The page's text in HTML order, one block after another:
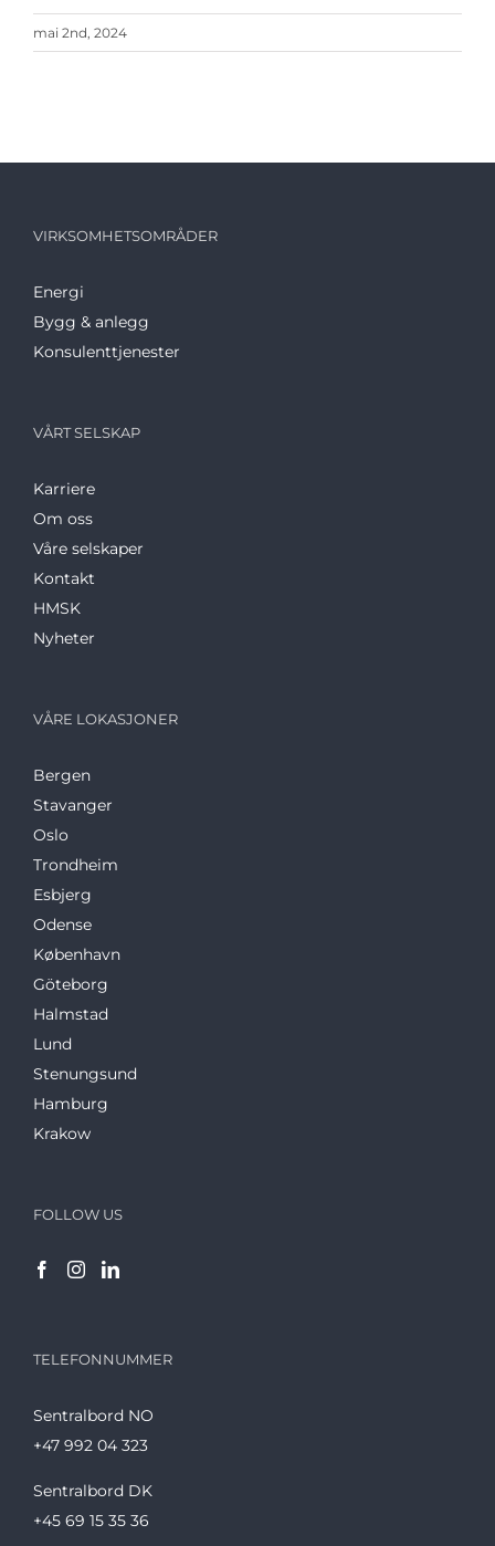
mai 2nd, 2024
VIRKSOMHETSOMRÅDER
Energi
Bygg & anlegg
Konsulenttjenester
VÅRT SELSKAP
Karriere
Om oss
Våre selskaper
Kontakt
HMSK
Nyheter
VÅRE LOKASJONER
Bergen
Stavanger
Oslo
Trondheim
Esbjerg
Odense
København
Göteborg
Halmstad
Lund
Stenungsund
Hamburg
Krakow
FOLLOW US
TELEFONNUMMER
Sentralbord NO
+47 992 04 323
Sentralbord DK
+45 69 15 35 36